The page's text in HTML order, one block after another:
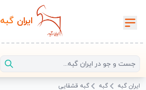
ایران‌گبه
ایران گبه گبه گبه قشقایی